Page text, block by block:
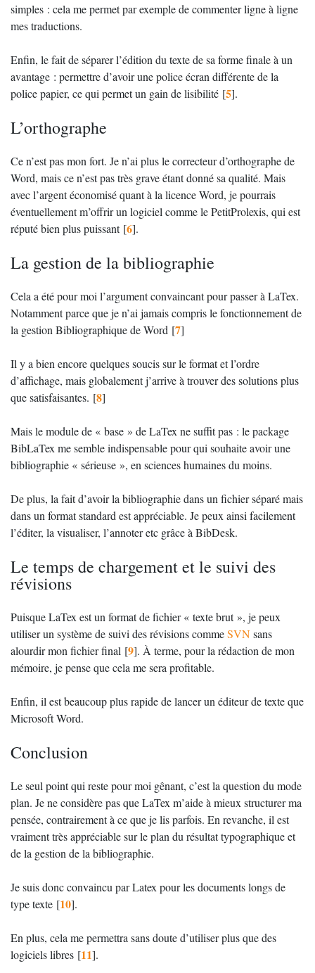
simples : cela me permet par exemple de commenter ligne à ligne
mes traductions.
Enfin, le fait de séparer l’édition du texte de sa forme finale à un
avantage : permettre d’avoir une police écran différente de la
police papier, ce qui permet un gain de lisibilité [5].
L’orthographe
Ce n’est pas mon fort. Je n’ai plus le correcteur d’orthographe de
Word, mais ce n’est pas très grave étant donné sa qualité. Mais
avec l’argent économisé quant à la licence Word, je pourrais
éventuellement m’offrir un logiciel comme le PetitProlexis, qui est
réputé bien plus puissant[6].
La gestion de la bibliographie
Cela a été pour moi l’argument convaincant pour passer à LaTex.
Notamment parce que je n’ai jamais compris le fonctionnement de
la gestion Bibliographique de Word [7]
Il y a bien encore quelques soucis sur le format et l’ordre
d’affichage, mais globalement j’arrive à trouver des solutions plus
que satisfaisantes. [8]
Mais le module de « base » de LaTex ne suffit pas : le package
BibLaTex me semble indispensable pour qui souhaite avoir une
bibliographie « sérieuse », en sciences humaines du moins.
De plus, la fait d’avoir la bibliographie dans un fichier séparé mais
dans un format standard est appréciable. Je peux ainsi facilement
l’éditer, la visualiser, l’annoter etc grâce à BibDesk.
Le temps de chargement et le suivi des
révisions
Puisque LaTex est un format de fichier « texte brut », je peux
utiliser un système de suivi des révisions commeSVNsans
alourdir mon fichier final [9]. À terme, pour la rédaction de mon
mémoire, je pense que cela me sera profitable.
Enfin, il est beaucoup plus rapide de lancer un éditeur de texte que
Microsoft Word.
Conclusion
Le seul point qui reste pour moi gênant, c’est la question du mode
plan. Je ne considère pas que LaTex m’aide à mieux structurer ma
pensée, contrairement à ce que je lis parfois. En revanche, il est
vraiment très appréciable sur le plan du résultat typographique et
de la gestion de la bibliographie.
Je suis donc convaincu par Latex pour les documents longs de
type texte [10].
En plus, cela me permettra sans doute d’utiliser plus que des
logiciels libres [11].